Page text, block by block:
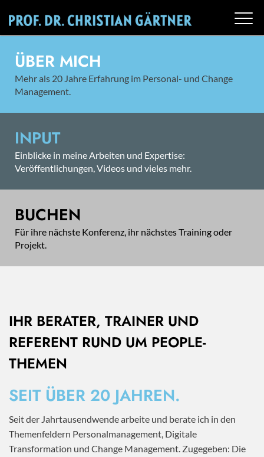
ÜBER MICH
Mehr als 20 Jahre Erfahrung im Personal- und Change
Management.
INPUT
Einblicke in meine Arbeiten und Expertise:
Veröffentlichungen, Videos und vieles mehr.
BUCHEN
Für ihre nächste Konferenz, ihr nächstes Training oder
Projekt.
IHR BERATER, TRAINER UND
REFERENT RUND UM PEOPLE-
THEMEN
SEIT ÜBER 20 JAHREN.
Seit der Jahrtausendwende arbeite und berate ich in den
Themenfeldern Personalmanagement, Digitale
Transformation und Change Management. Zugegeben: Die